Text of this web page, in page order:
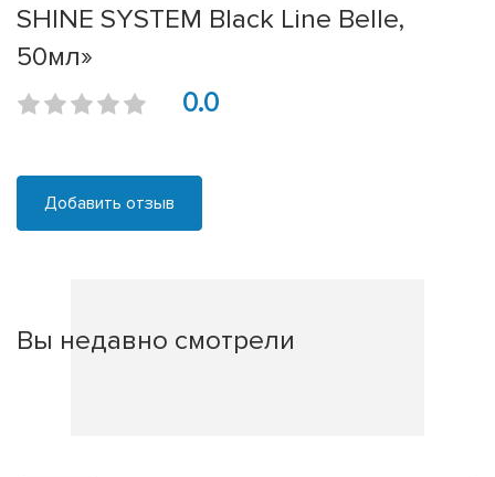
SHINE SYSTEM Black Line Belle,
50мл»
0.0
Добавить отзыв
Вы недавно смотрели